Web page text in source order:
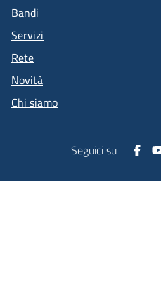
Bandi
Servizi
Rete
Novità
Chi siamo
Seguici su